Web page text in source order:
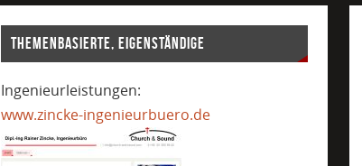
THEMENBASIERTE, EIGENSTÄNDIGE
Ingenieurleistungen:
www.zincke-ingenieurbuero.de